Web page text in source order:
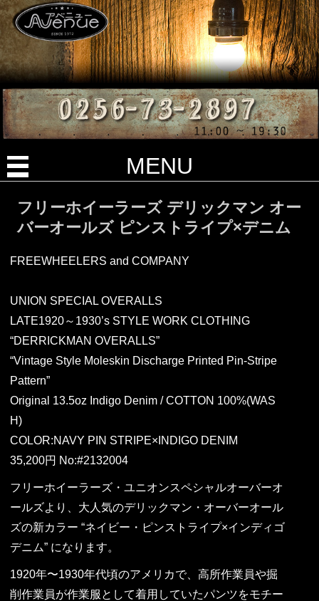
MENU
フリーホイーラーズ デリックマン オー
バーオールズ ピンストライプ×デニム
FREEWHEELERS and COMPANY
UNION SPECIAL OVERALLS
LATE1920～1930’s STYLE WORK CLOTHING
“DERRICKMAN OVERALLS”
“Vintage Style Moleskin Discharge Printed Pin-Stripe
Pattern”
Original 13.5oz Indigo Denim / COTTON 100%(WAS
H)
COLOR:NAVY PIN STRIPE×INDIGO DENIM
35,200円 No:#2132004
フリーホイーラーズ・ユニオンスペシャルオーバーオ
ールズより、大人気のデリックマン・オーバーオール
ズの新カラー “ネイビー・ピンストライプ×インディゴ
デニム” になります。
1920年〜1930年代頃のアメリカで、高所作業員や掘
削作業員が作業服として着用していたパンツをモチー